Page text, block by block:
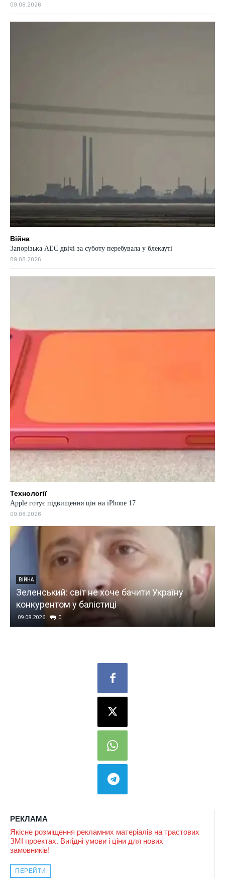
РЕКЛАМА
Якісне розміщення рекламних матеріалів на трастових
ЗМІ проектах. Вигідні умови і ціни для нових
замовників!
ПЕРЕЙТИ
09.08.2026
Війна
Запорізька АЕС двічі за суботу перебувала у блекауті
09.08.2026
Технології
Apple готує підвищення цін на iPhone 17
09.08.2026
не хоче бачити Україну
У Карпатах стався
силу поштовхів і
09.08.2026